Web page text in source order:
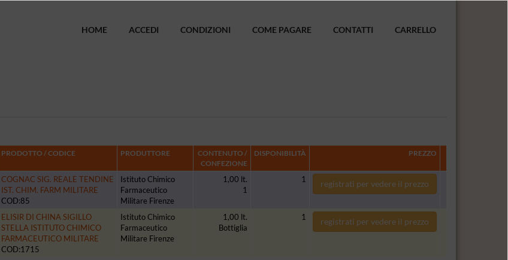
HOME ACCEDI CONDIZIONI COME PAGARE CONTATTI CARRELLO
PRODOTTO / CODICE PRODUTTORE
CONTENUTO /
CONFEZIONE
DISPONIBILITÀ PREZZO
COGNAC SIG. REALE TENDINE
IST. CHIM. FARM MILITARE
COD:85
Istituto Chimico
Farmaceutico
Militare Firenze
1,00 lt.
1
1 registrati per vedere il prezzo
ELISIR DI CHINA SIGILLO
STELLA ISTITUTO CHIMICO
FARMACEUTICO MILITARE
COD:1715
Istituto Chimico
Farmaceutico
Militare Firenze
1,00 lt.
Bottiglia
1 registrati per vedere il prezzo